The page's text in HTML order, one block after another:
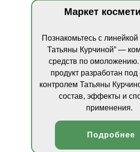
Подробнее
Маркет
Познакомьтесь с линейкой
Татьяны Курчиной” —
средств по
продукт разработан под
контролем Татьяны
состав, эффекты и
применения.